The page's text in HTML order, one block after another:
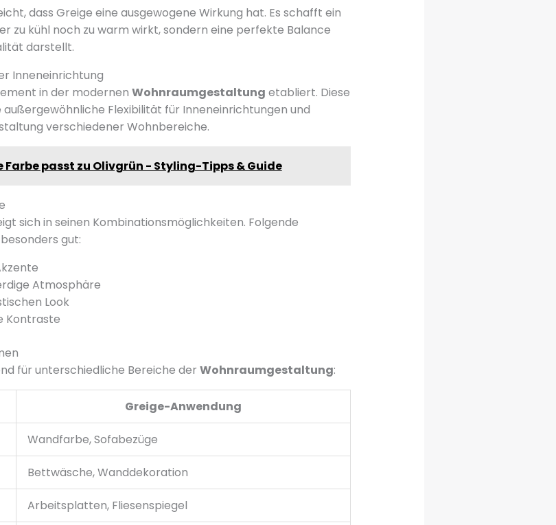
dass Greige eine ausgewogene Wirkung hat. Es schafft ein
zu kühl noch zu warm wirkt, sondern eine perfekte Balance
darstellt.
Inneneinrichtung
in der modernen Wohnraumgestaltung etabliert. Diese
Flexibilität für Inneneinrichtungen und
verschiedener Wohnbereiche.
Farbe passt zu Olivgrün - Styling-Tipps & Guide
sich in seinen Kombinationsmöglichkeiten. Folgende
gut:
Atmosphäre
Look
Kontraste
für unterschiedliche Bereiche der Wohnraumgestaltung:
Greige-Anwendung
Wandfarbe, Sofabezüge
Bettwäsche, Wanddekoration
Arbeitsplatten, Fliesenspiegel